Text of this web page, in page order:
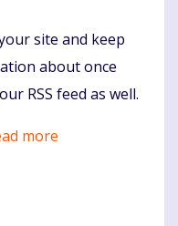
site and keep
about once
RSS feed as well.
more